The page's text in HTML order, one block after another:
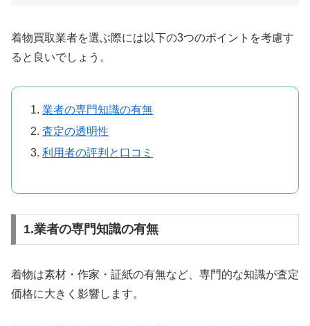
着物買取業者を選ぶ際には以下の3つのポイントを考慮す
ると良いでしょう。
業者の専門知識の有無
査定の透明性
利用者の評判と口コミ
1.業者の専門知識の有無
着物は素材・作家・証紙の有無など、専門的な知識が査定
価格に大きく影響します。